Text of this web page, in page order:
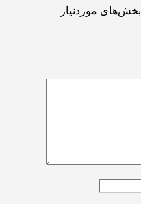
بخش‌های موردنیاز